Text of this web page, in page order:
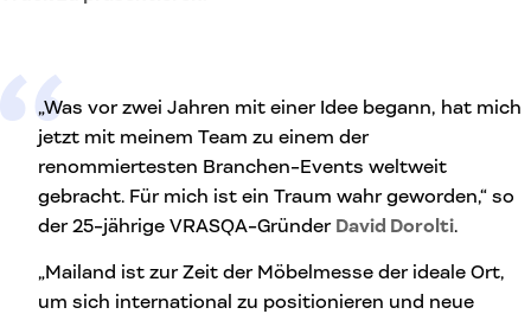
„Was vor zwei Jahren mit einer Idee begann, hat mich
jetzt mit meinem Team zu einem der
renommiertesten Branchen-Events weltweit
gebracht. Für mich ist ein Traum wahr geworden,“ so
der 25-jährige VRASQA-Gründer David Dorolti.
„Mailand ist zur Zeit der Möbelmesse der ideale Ort,
um sich international zu positionieren und neue